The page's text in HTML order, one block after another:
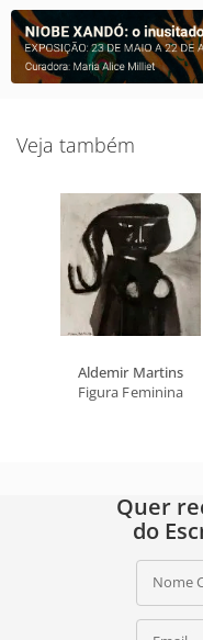
Veja também
Aldemir Martins
Figura Feminina
Quer
do
Nome